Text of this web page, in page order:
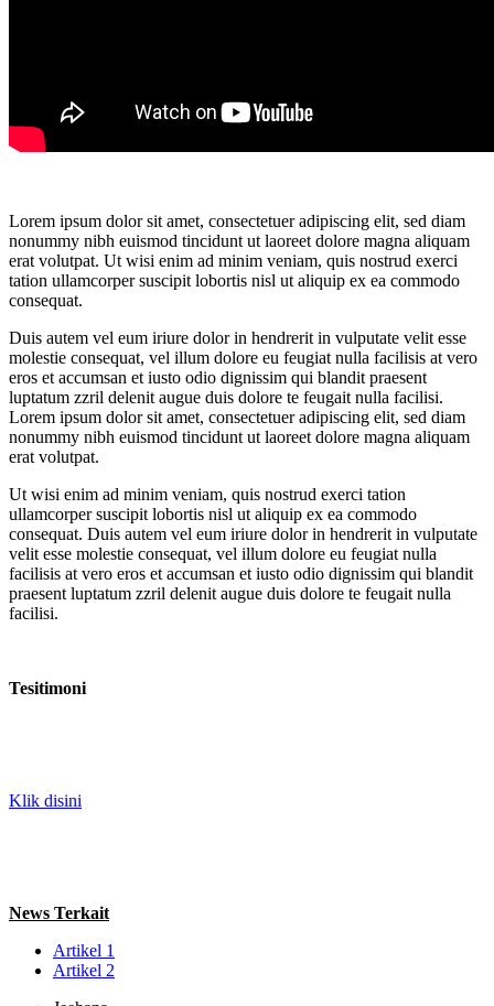
Lorem ipsum dolor sit amet, consectetuer adipiscing elit, sed diam
nonummy nibh euismod tincidunt ut laoreet dolore magna aliquam
erat volutpat. Ut wisi enim ad minim veniam, quis nostrud exerci
tation ullamcorper suscipit lobortis nisl ut aliquip ex ea commodo
consequat.
Duis autem vel eum iriure dolor in hendrerit in vulputate velit esse
molestie consequat, vel illum dolore eu feugiat nulla facilisis at vero
eros et accumsan et iusto odio dignissim qui blandit praesent
luptatum zzril delenit augue duis dolore te feugait nulla facilisi.
Lorem ipsum dolor sit amet, consectetuer adipiscing elit, sed diam
nonummy nibh euismod tincidunt ut laoreet dolore magna aliquam
erat volutpat.
Ut wisi enim ad minim veniam, quis nostrud exerci tation
ullamcorper suscipit lobortis nisl ut aliquip ex ea commodo
consequat. Duis autem vel eum iriure dolor in hendrerit in vulputate
velit esse molestie consequat, vel illum dolore eu feugiat nulla
facilisis at vero eros et accumsan et iusto odio dignissim qui blandit
praesent luptatum zzril delenit augue duis dolore te feugait nulla
facilisi.
Tesitimoni
Klik disini
News Terkait
Artikel 1
Artikel 2